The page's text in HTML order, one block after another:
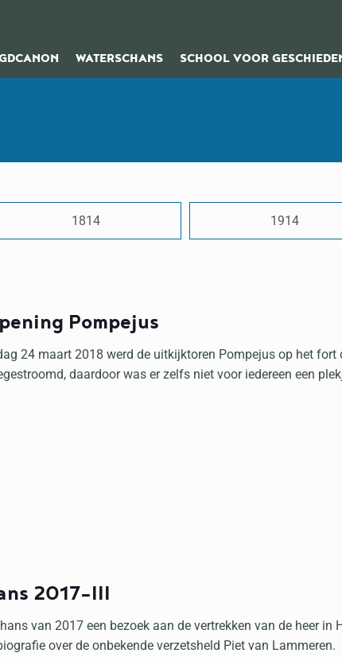
WATERSCHANS SCHOOL VOOR
1814 1914
Pompejus
24 maart 2018 werd de uitkijktoren Pompejus op het fort
daardoor was er zelfs niet voor iedereen een
2017-III
van 2017 een bezoek aan de vertrekken van de heer
over de onbekende verzetsheld Piet van Lammeren.